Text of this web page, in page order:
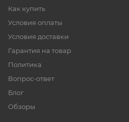
Как купить
Условия оплаты
Условия доставки
Гарантия на товар
Политика
Вопрос-ответ
Блог
Обзоры